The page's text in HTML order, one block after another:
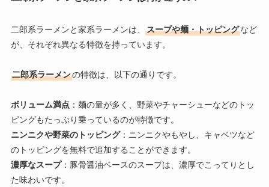
二郎系ラーメンと家系ラーメンは、 スープや麺・トッピングなど
が、それぞれ異なる特徴を持っています。
二郎系ラーメンの特徴は、以下の通りです。
ボリューム満点：麺の量が多く、野菜やチャーシューなどのトッ
ピングもたっぷり乗っているのが特徴です。
ニンニクや野菜のトッピング：ニンニクやもやし、キャベツなど
のトッピングを無料で追加することができます。
濃厚なスープ：豚骨醤油ベースのスープは、濃厚でこってりとし
た味わいです。